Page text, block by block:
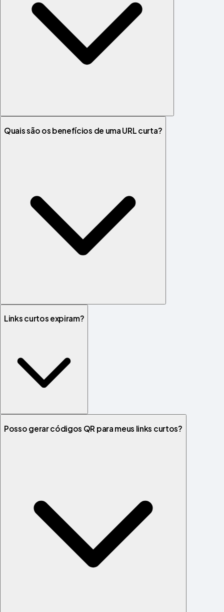
Quais são os benefícios de uma URL curta?
Links curtos expiram?
Posso gerar códigos QR para meus links curtos?